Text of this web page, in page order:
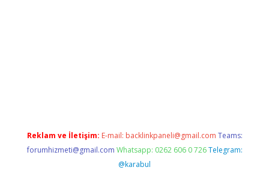
Reklam ve İletişim: E-mail: backlinkpaneli@gmail.com Teams:
forumhizmeti@gmail.com Whatsapp: 0262 606 0 726 Telegram:
@karabul